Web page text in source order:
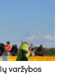
var­žy­bos